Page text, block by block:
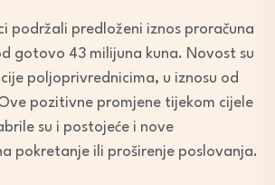
podržali predloženi iznos proračuna
gotovo 43 milijuna kuna. Novost su
poljoprivrednicima, u iznosu od
pozitivne promjene tijekom cijele
su i postojeće i nove
pokretanje ili proširenje poslovanja.